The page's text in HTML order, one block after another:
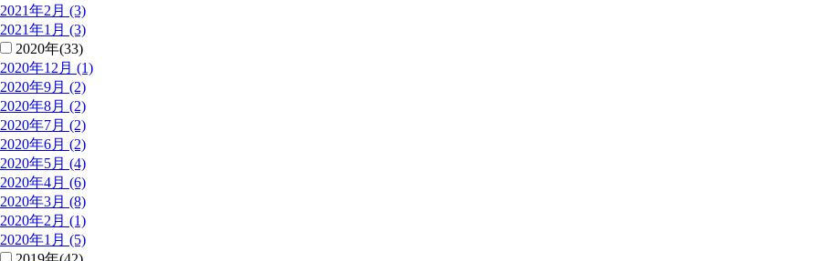
2021年2月 (3)
2021年1月 (3)
2020年(33)
2020年12月 (1)
2020年9月 (2)
2020年8月 (2)
2020年7月 (2)
2020年6月 (2)
2020年5月 (4)
2020年4月 (6)
2020年3月 (8)
2020年2月 (1)
2020年1月 (5)